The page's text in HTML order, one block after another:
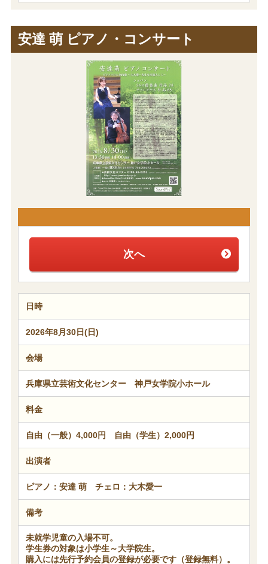
安達 萌 ピアノ・コンサート
次へ
日時
2026年8月30日(日)
会場
兵庫県立芸術文化センター 神戸女学院小ホール
料金
自由（一般）4,000円 自由（学生）2,000円
出演者
ピアノ：安達 萌 チェロ：大木愛一
備考
未就学児童の入場不可。
学生券の対象は小学生～大学院生。
購入には先行予約会員の登録が必要です（登録無料）。